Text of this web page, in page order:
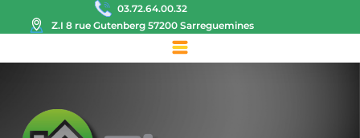
03.72.64.00.32
Z.I 8 rue Gutenberg 57200 Sarreguemines